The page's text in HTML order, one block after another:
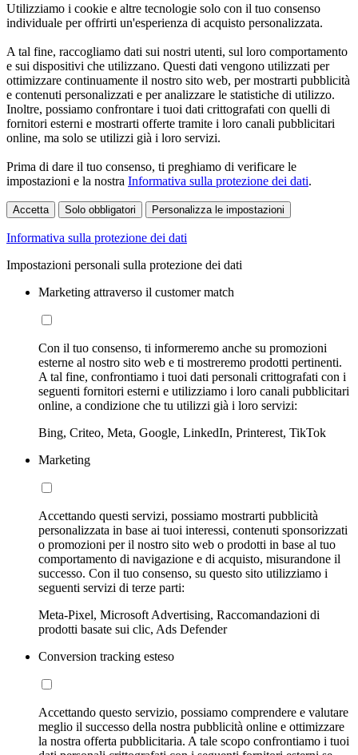
Utilizziamo i cookie e altre tecnologie solo con il tuo consenso
individuale per offrirti un'esperienza di acquisto personalizzata.
A tal fine, raccogliamo dati sui nostri utenti, sul loro comportamento
e sui dispositivi che utilizzano. Questi dati vengono utilizzati per
ottimizzare continuamente il nostro sito web, per mostrarti pubblicità
e contenuti personalizzati e per analizzare le statistiche di utilizzo.
Inoltre, possiamo confrontare i tuoi dati crittografati con quelli di
fornitori esterni e mostrarti offerte tramite i loro canali pubblicitari
online, ma solo se utilizzi già i loro servizi.
Prima di dare il tuo consenso, ti preghiamo di verificare le
impostazioni e la nostra Informativa sulla protezione dei dati.
Accetta Solo obbligatori Personalizza le impostazioni
Informativa sulla protezione dei dati
Impostazioni personali sulla protezione dei dati
Marketing attraverso il customer match
Con il tuo consenso, ti informeremo anche su promozioni
esterne al nostro sito web e ti mostreremo prodotti pertinenti.
A tal fine, confrontiamo i tuoi dati personali crittografati con i
seguenti fornitori esterni e utilizziamo i loro canali pubblicitari
online, a condizione che tu utilizzi già i loro servizi:
Bing, Criteo, Meta, Google, LinkedIn, Printerest, TikTok
Marketing
Accettando questi servizi, possiamo mostrarti pubblicità
personalizzata in base ai tuoi interessi, contenuti sponsorizzati
o promozioni per il nostro sito web o prodotti in base al tuo
comportamento di navigazione e di acquisto, misurandone il
successo. Con il tuo consenso, su questo sito utilizziamo i
seguenti servizi di terze parti:
Meta-Pixel, Microsoft Advertising, Raccomandazioni di
prodotti basate sui clic, Ads Defender
Conversion tracking esteso
Accettando questo servizio, possiamo comprendere e valutare
meglio il successo della nostra pubblicità online e ottimizzare
la nostra offerta pubblicitaria. A tale scopo confrontiamo i tuoi